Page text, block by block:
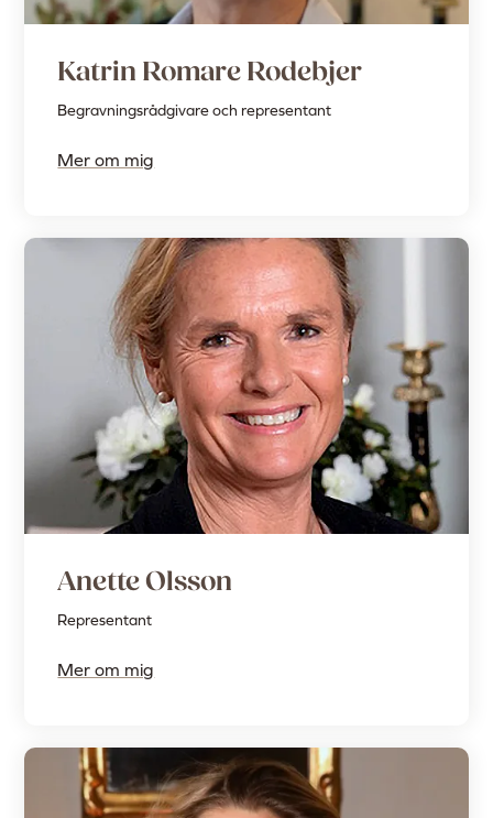
Katrin Romare Rodebjer
Begravningsrådgivare och representant
Mer om mig
Anette Olsson
Representant
Mer om mig